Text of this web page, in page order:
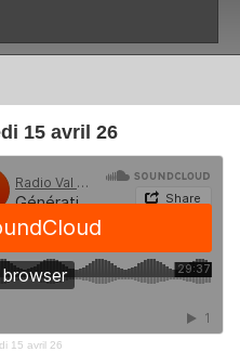
15 avril 26
15 avril 26